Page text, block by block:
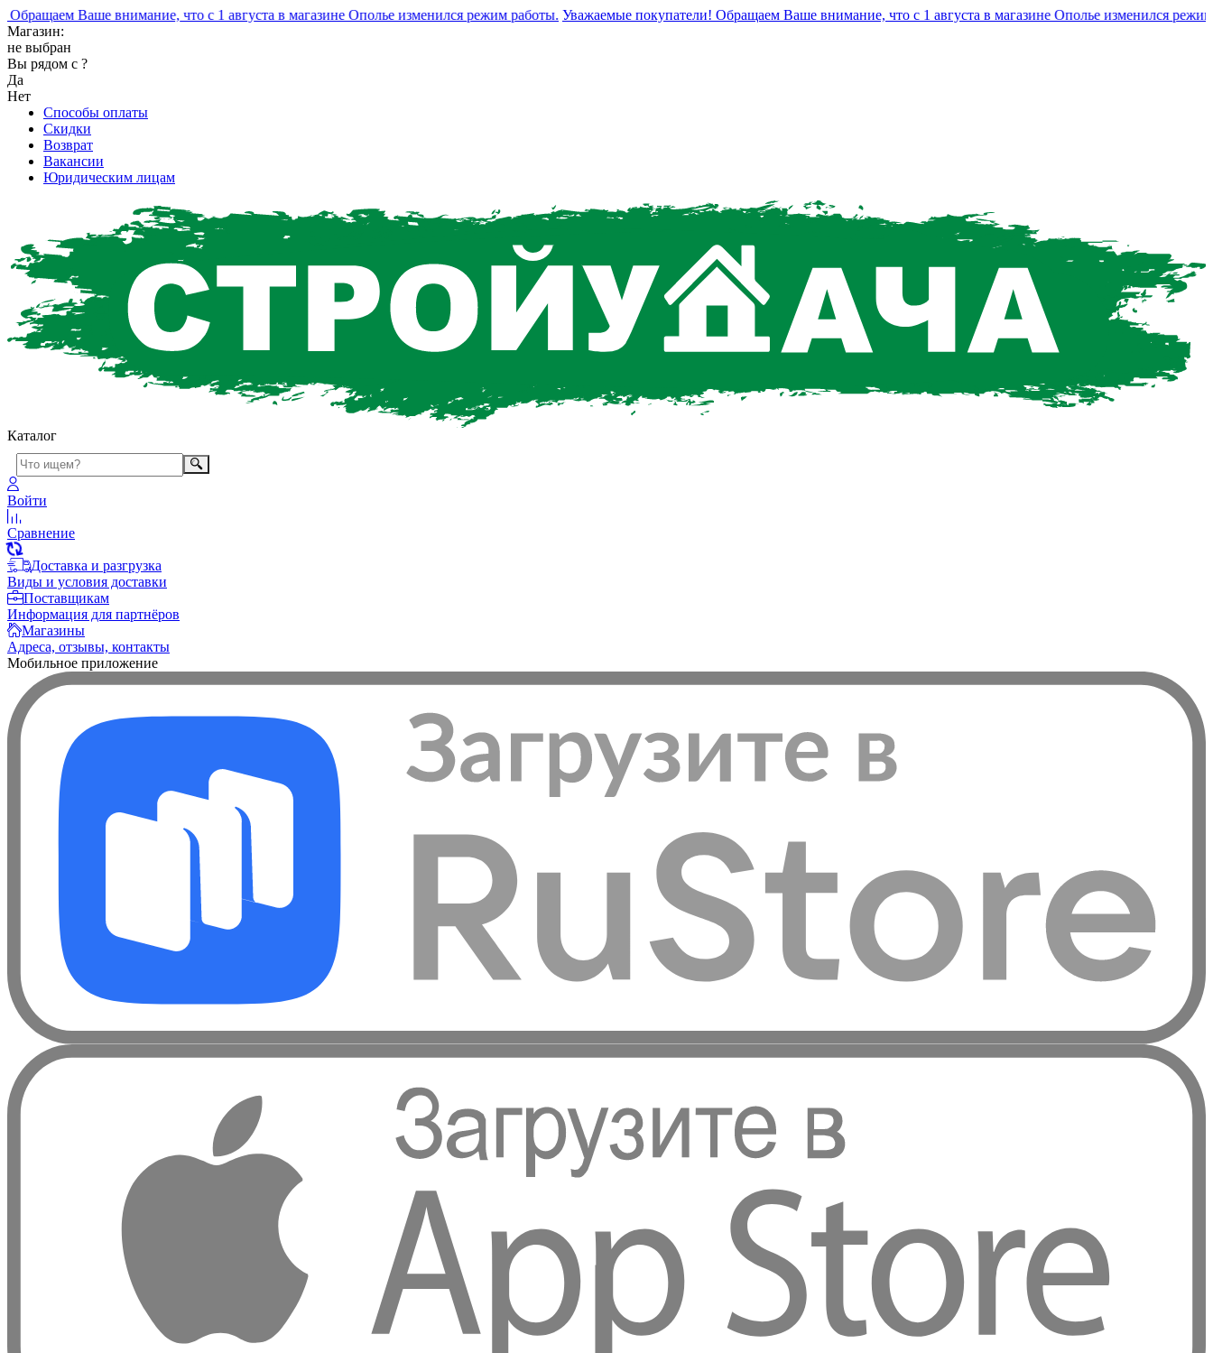
Ваше внимание, что с 1 августа в магазине Ополье изменился режим работы. Уважаемые покупатели! Обращаем Ваше внимание, что с 1 августа в магазине Ополье изменился режим
Магазин:
не выбран
Вы рядом с ?
Да
Нет
Способы оплаты
Скидки
Возврат
Вакансии
Юридическим лицам
Каталог
Войти
Сравнение
Доставка и разгрузка
Виды и условия доставки
Поставщикам
Информация для партнёров
Магазины
Адреса, отзывы, контакты
Мобильное приложение